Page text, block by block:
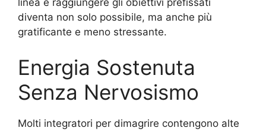
linea e raggiungere gli obiettivi prefissati
diventa non solo possibile, ma anche più
gratificante e meno stressante.
Energia Sostenuta
Senza Nervosismo
Molti integratori per dimagrire contengono alte